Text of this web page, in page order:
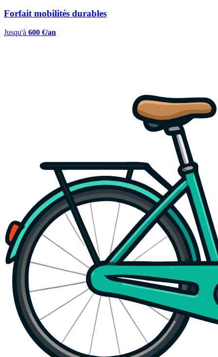
Forfait mobilités durables
Jusqu'à 600 €/an